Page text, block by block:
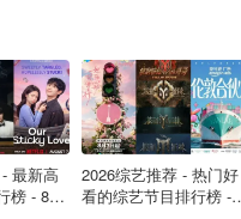
最新高
榜 - 8月
2026综艺推荐 - 热门好
看的综艺节目排行榜 -